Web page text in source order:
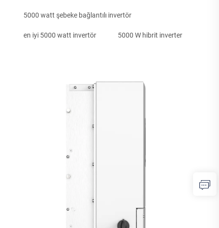
5000 watt şebeke bağlantılı invertör
en iyi 5000 watt invertör 5000 W hibrit inverter